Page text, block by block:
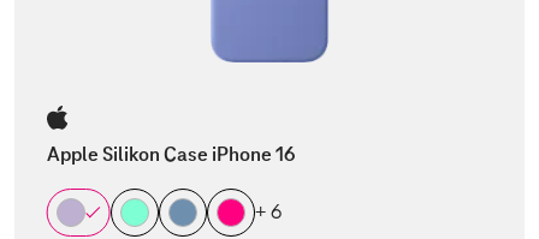
Apple Silikon Case iPhone 16
+ 6